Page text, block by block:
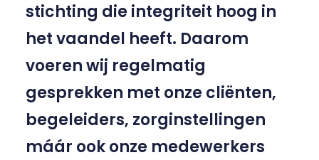
stichting die integriteit hoog in
het vaandel heeft. Daarom
voeren wij regelmatig
gesprekken met onze cliënten,
begeleiders, zorginstellingen
máár ook onze medewerkers